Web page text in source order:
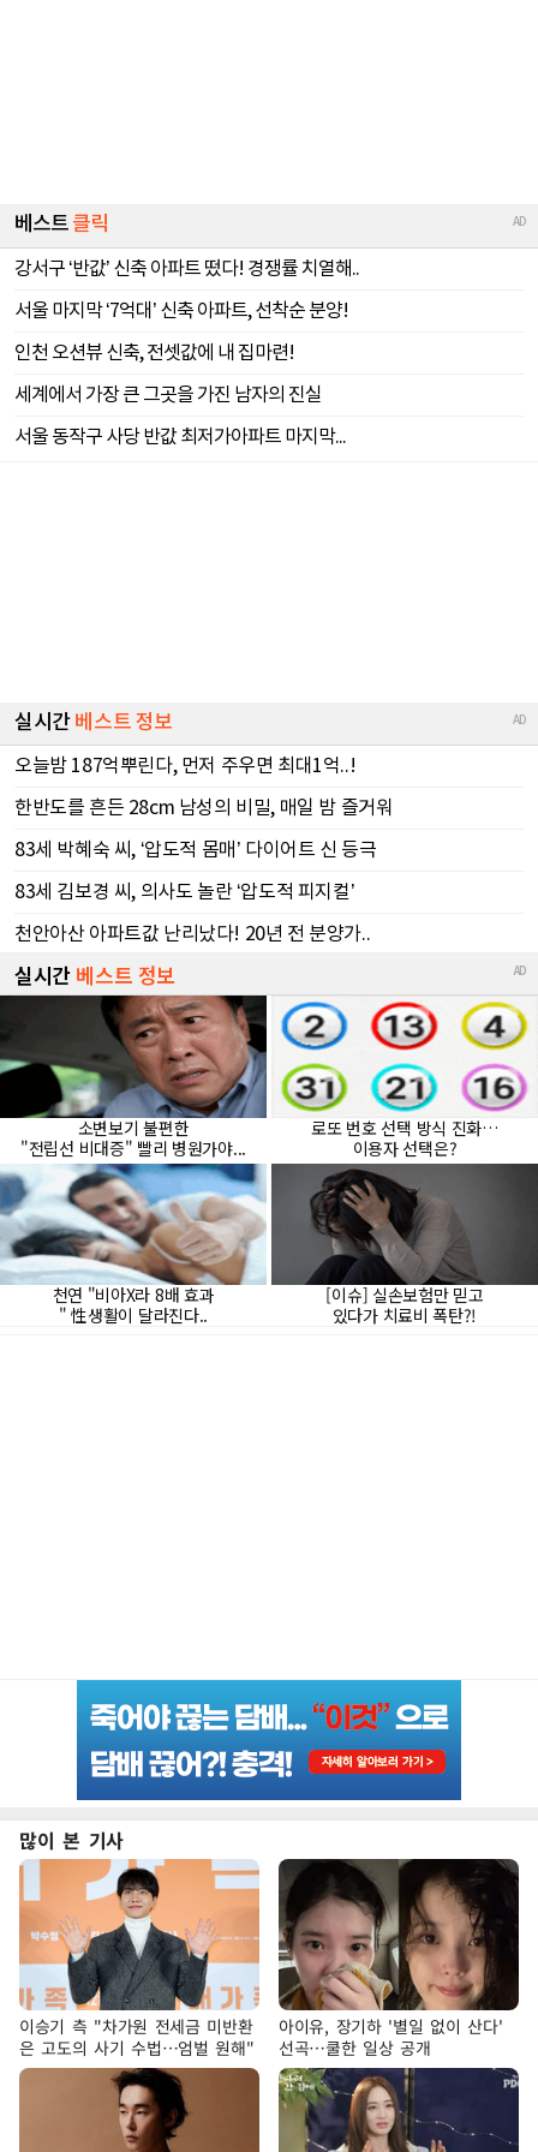
많이 본 기사
이승기 측 "차가원 전세금 미반환
은 고도의 사기 수법…엄벌 원해"
아이유, 장기하 '별일 없이 산다'
선곡…쿨한 일상 공개